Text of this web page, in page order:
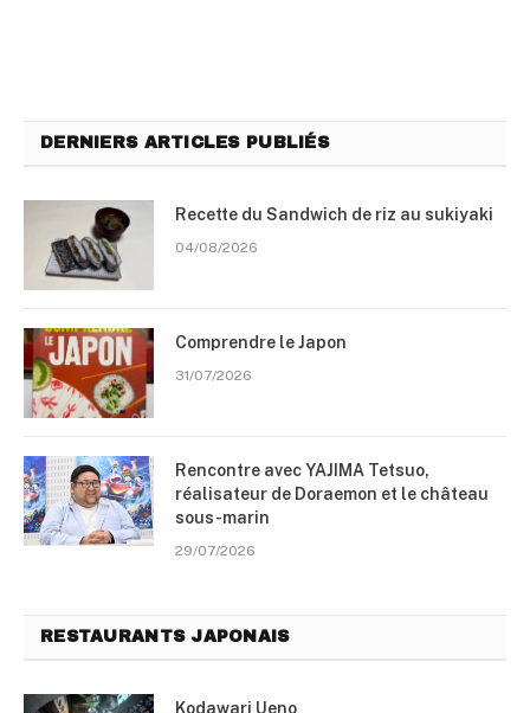
DERNIERS ARTICLES PUBLIÉS
Recette du Sandwich de riz au sukiyaki
04/08/2026
Comprendre le Japon
31/07/2026
Rencontre avec YAJIMA Tetsuo,
réalisateur de Doraemon et le château
sous-marin
29/07/2026
RESTAURANTS JAPONAIS
Kodawari Ueno